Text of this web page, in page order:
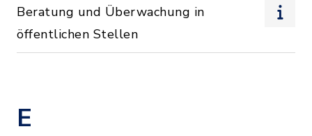
Beratung und Überwachung in
öffentlichen Stellen
E